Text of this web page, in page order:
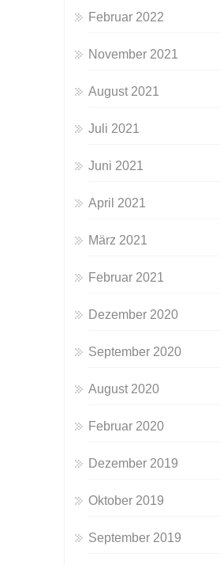
Februar 2022
November 2021
August 2021
Juli 2021
Juni 2021
April 2021
März 2021
Februar 2021
Dezember 2020
September 2020
August 2020
Februar 2020
Dezember 2019
Oktober 2019
September 2019